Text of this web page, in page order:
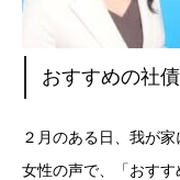
おすすめの社
２月のある日、我が
女性の声で、「おすす